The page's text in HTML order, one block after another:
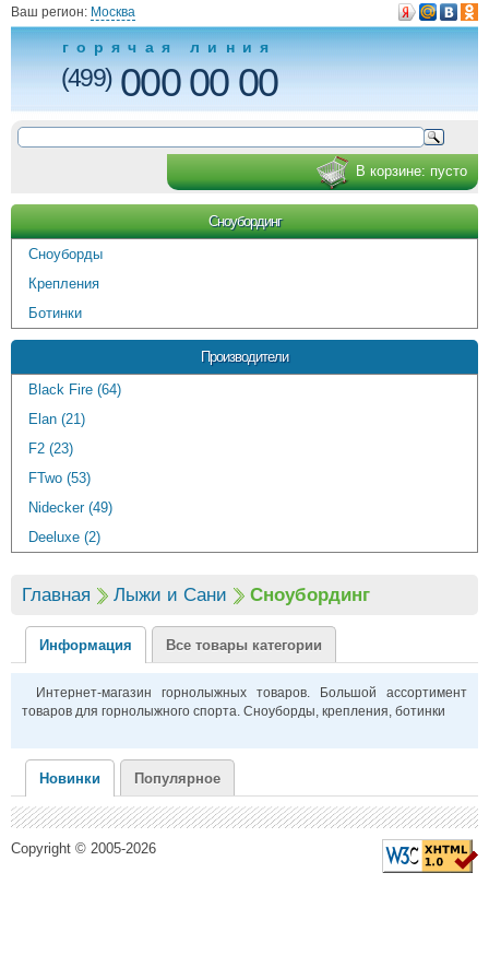
Ваш регион: Москва
горячая линия
(499)000 00 00
В корзине: пусто
Сноубординг
Сноуборды
Крепления
Ботинки
Производители
Black Fire (64)
Elan (21)
F2 (23)
FTwo (53)
Nidecker (49)
Deeluxe (2)
Главная Лыжи и Сани Сноубординг
Информация Все товары категории
Интернет-магазин горнолыжных товаров. Большой ассортимент
товаров для горнолыжного спорта. Сноуборды, крепления, ботинки
Новинки Популярное
Copyright © 2005-2026